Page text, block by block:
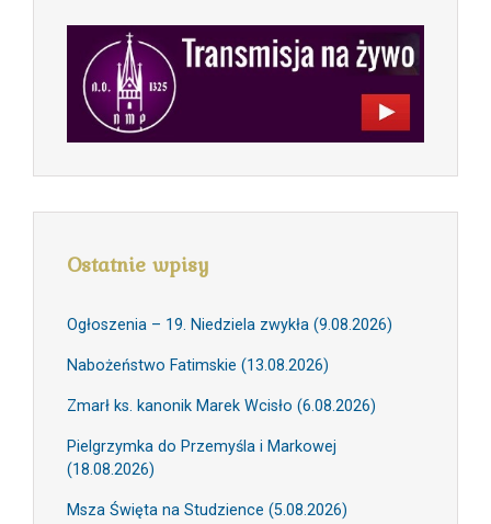
Ostatnie wpisy
Ogłoszenia – 19. Niedziela zwykła (9.08.2026)
Nabożeństwo Fatimskie (13.08.2026)
Zmarł ks. kanonik Marek Wcisło (6.08.2026)
Pielgrzymka do Przemyśla i Markowej
(18.08.2026)
Msza Święta na Studzience (5.08.2026)